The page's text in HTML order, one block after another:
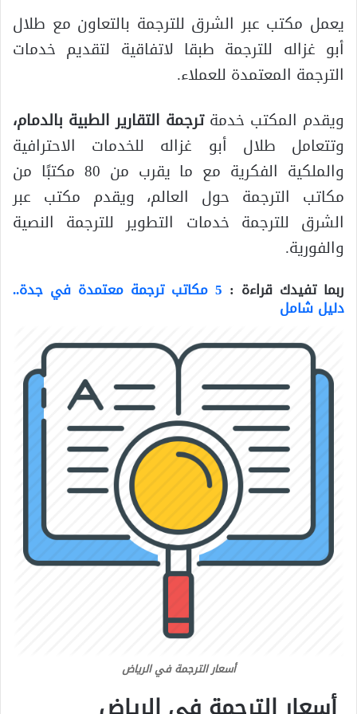
يعمل مكتب عبر الشرق للترجمة بالتعاون مع طلال
أبو غزاله للترجمة طبقا لاتفاقية لتقديم خدمات
الترجمة المعتمدة للعملاء.
ويقدم المكتب خدمةترجمة التقارير الطبية بالدمام،
وتتعامل طلال أبو غزاله للخدمات الاحترافية
والملكية الفكرية مع ما يقرب من 80 مكتبًا من
مكاتب الترجمة حول العالم، ويقدم مكتب عبر
الشرق للترجمة خدمات التطوير للترجمة النصية
والفورية.
ربما تفيدك قراءة : 5 مكاتب ترجمة معتمدة في جدة..
دليل شامل
أسعار الترجمة في الرياض